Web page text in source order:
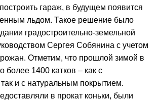
гараж, в будущем появится
льдом. Такое решение было
градостроительно-земельной
Сергея Собянина с учетом
Отметим, что прошлой зимой в
более 1400 катков – как с
и с натуральным покрытием.
в прокат коньки, были